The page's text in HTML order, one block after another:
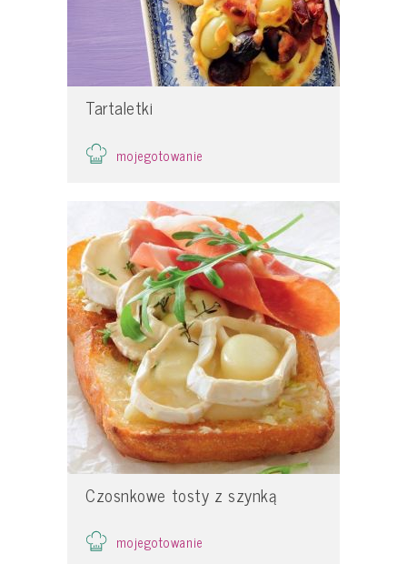
Tartaletki
mojegotowanie
Czosnkowe tosty z szynką
mojegotowanie